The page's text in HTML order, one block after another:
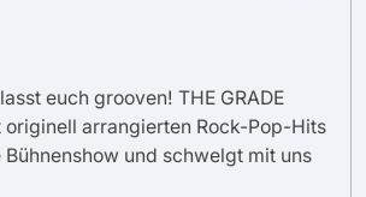
euch grooven! THE GRADE
originell arrangierten Rock-Pop-Hits
und schwelgt mit uns